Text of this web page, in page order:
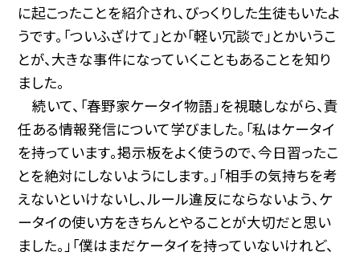
に起こったことを紹介され、びっくりした生徒もいたよ
うです。「ついふざけて」とか「軽い冗談で」とかいうこ
とが、大きな事件になっていくこともあることを知り
ました。
続いて、「春野家ケータイ物語」を視聴しながら、責
任ある情報発信について学びました。「私はケータイ
を持っています。掲示板をよく使うので、今日習ったこ
とを絶対にしないようにします。」「相手の気持ちを考
えないといけないし、ルール違反にならないよう、ケ
ータイの使い方をきちんとやることが大切だと思い
ました。」「僕はまだケータイを持っていないけれど、